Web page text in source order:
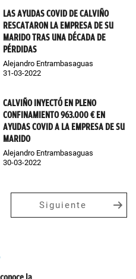
LAS AYUDAS COVID DE CALVIÑO
RESCATARON LA EMPRESA DE SU
MARIDO TRAS UNA DÉCADA DE
PÉRDIDAS
Alejandro Entrambasaguas
31-03-2022
CALVIÑO INYECTÓ EN PLENO
CONFINAMIENTO 963.000 € EN
AYUDAS COVID A LA EMPRESA DE SU
MARIDO
Alejandro Entrambasaguas
30-03-2022
Siguiente